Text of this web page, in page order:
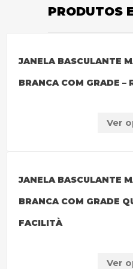
PRODUTOS
JANELA BASCULANTE
BRANCA COM GRADE –
Ver
JANELA BASCULANTE
BRANCA COM GRADE
FACILITÀ
Ver